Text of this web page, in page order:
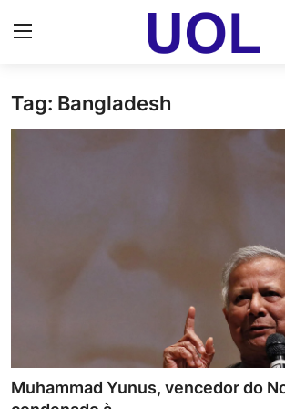
Login
Uol pt Bate Papo Gratis
Dólar Cotação de Hoje
Tag: Bangladesh
Muhammad Yunus, vencedor do